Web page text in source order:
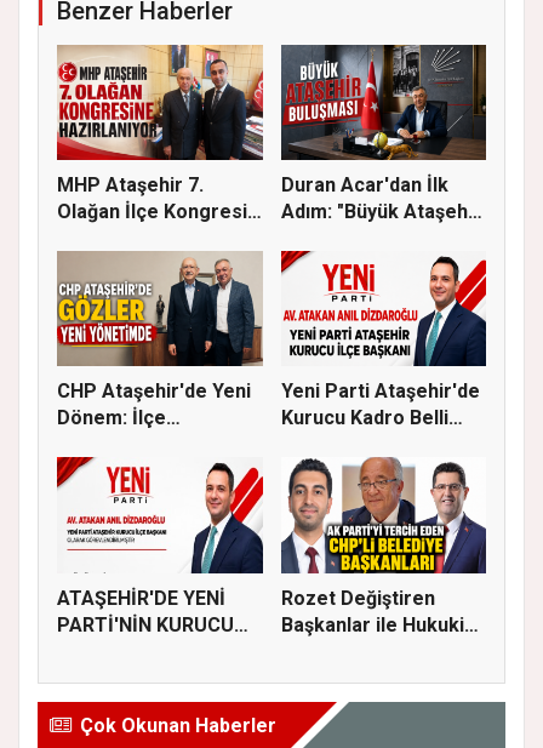
Benzer Haberler
MHP Ataşehir 7.
Olağan İlçe Kongresi
Duran Acar'dan İlk
Adım: "Büyük Ataşehir
CHP Ataşehir'de Yeni
Dönem: İlçe
Yeni Parti Ataşehir'de
Kurucu Kadro Belli
ATAŞEHİR'DE YENİ
PARTİ'NİN KURUCU
Rozet Değiştiren
Başkanlar ile Hukuki
Çok Okunan Haberler